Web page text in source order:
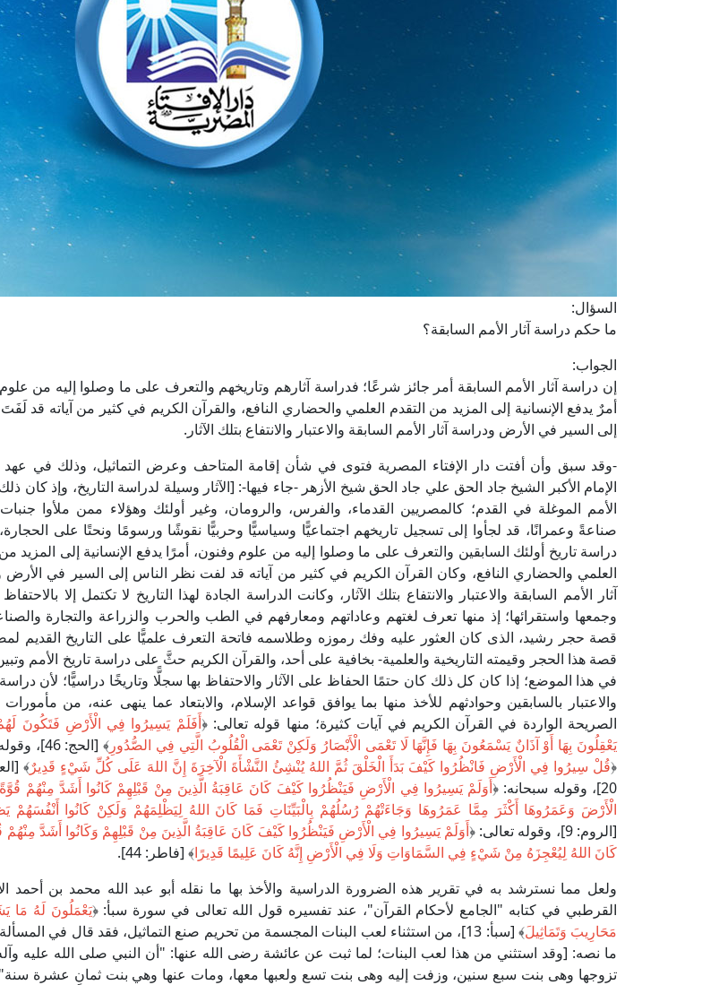
السؤال:
ما حكم دراسة آثار الأمم السابقة؟
الجواب:
إن دراسة آثار الأمم السابقة أمر جائز شرعًا؛ فدراسة آثارهم وتاريخهم والتعرف على ما وصلوا إليه من
أمرٌ يدفع الإنسانية إلى المزيد من التقدم العلمي والحضاري النافع، والقرآن الكريم في كثير من آياته قد لَفَتَ
إلى السير في الأرض ودراسة آثار الأمم السابقة والاعتبار والانتفاع بتلك الآثار.
-وقد سبق وأن أفتت دار الإفتاء المصرية فتوى في شأن إقامة المتاحف وعرض التماثيل، وذلك في
الإمام الأكبر الشيخ جاد الحق علي جاد الحق شيخ الأزهر -جاء فيها-: [الآثار وسيلة لدراسة التاريخ، وإذ كان
الأمم الموغلة في القدم؛ كالمصريين القدماء، والفرس، والرومان، وغير أولئك وهؤلاء ممن ملأوا
صناعةً وعمرانًا، قد لجأوا إلى تسجيل تاريخهم اجتماعيًّا وسياسيًّا وحربيًّا نقوشًا ورسومًا ونحتًا على
دراسة تاريخ أولئك السابقين والتعرف على ما وصلوا إليه من علوم وفنون، أمرًا يدفع الإنسانية إلى المزيد
العلمي والحضاري النافع، وكان القرآن الكريم في كثير من آياته قد لفت نظر الناس إلى السير في الأرض
آثار الأمم السابقة والاعتبار والانتفاع بتلك الآثار، وكانت الدراسة الجادة لهذا التاريخ لا تكتمل إلا بالاحتفاظ
وجمعها واستقرائها؛ إذ منها تعرف لغتهم وعاداتهم ومعارفهم في الطب والحرب والزراعة والتجارة
قصة حجر رشيد، الذى كان العثور عليه وفك رموزه وطلاسمه فاتحة التعرف علميًّا على التاريخ القديم
قصة هذا الحجر وقيمته التاريخية والعلمية- بخافية على أحد، والقرآن الكريم حثَّ على دراسة تاريخ الأمم
في هذا الموضع؛ إذا كان كل ذلك كان حتمًا الحفاظ على الآثار والاحتفاظ بها سجلًّا وتاريخًا دراسيًّا؛ لأن دراسة
والاعتبار بالسابقين وحوادثهم للأخذ منها بما يوافق قواعد الإسلام، والابتعاد عما ينهى عنه، من مأمورات
الصريحة الواردة في القرآن الكريم في آيات كثيرة؛ منها قوله تعالى: ﴿أَفَلَمْ يَسِيرُوا فِي الْأَرْضِ فَتَكُونَ
يَعْقِلُونَ بِهَا أَوْ آذَانٌ يَسْمَعُونَ بِهَا فَإِنَّهَا لَا تَعْمَى الْأَبْصَارُ وَلَكِنْ تَعْمَى الْقُلُوبُ الَّتِي فِي الصُّدُورِ
﴾ [الحج:
﴿قُلْ سِيرُوا فِي الْأَرْضِ فَانْظُرُوا كَيْفَ بَدَأَ الْخَلْقَ ثُمَّ اللهُ يُنْشِئُ النَّشْأَةَ الْآخِرَةَ إِنَّ اللهَ عَلَى كُلِّ شَيْءٍ قَدِيرٌ﴾
20]، وقوله سبحانه: ﴿
أَوَلَمْ يَسِيرُوا فِي الْأَرْضِ فَيَنْظُرُوا كَيْفَ كَانَ عَاقِبَةُ الَّذِينَ مِنْ قَبْلِهِمْ كَانُوا أَشَدَّ مِنْهُمْ قُوَّةً
الْأَرْضَ وَعَمَرُوهَا أَكْثَرَ مِمَّا عَمَرُوهَا وَجَاءَتْهُمْ رُسُلُهُمْ بِالْبَيِّنَاتِ فَمَا كَانَ اللهُ لِيَظْلِمَهُمْ وَلَكِنْ كَانُوا أَنْفُسَهُمْ
[الروم: 9]، وقوله تعالى: ﴿
أَوَلَمْ يَسِيرُوا فِي الْأَرْضِ فَيَنْظُرُوا كَيْفَ كَانَ عَاقِبَةُ الَّذِينَ مِنْ قَبْلِهِمْ وَكَانُوا أَشَدَّ مِنْهُمْ
كَانَ اللهُ لِيُعْجِزَهُ مِنْ شَيْءٍ فِي السَّمَاوَاتِ وَلَا فِي الْأَرْضِ إِنَّهُ كَانَ عَلِيمًا قَدِيرًا﴾ [فاطر: 44].
ولعل مما نسترشد به في تقرير هذه الضرورة الدراسية والأخذ بها ما نقله أبو عبد الله محمد بن أحمد
القرطبي في كتابه "الجامع لأحكام القرآن"، عند تفسيره قول الله تعالى في سورة سبأ: ﴿يَعْمَلُونَ لَهُ مَا
مَحَارِيبَ وَتَمَاثِيلَ
﴾ [سبأ: 13]، من استثناء لعب البنات المجسمة من تحريم صنع التماثيل، فقد قال في المسألة
ما نصه: [وقد استثني من هذا لعب البنات؛ لما ثبت عن عائشة رضى الله عنها: "أن النبي صلى الله عليه
تزوجها وهى بنت سبع سنين، وزفت إليه وهى بنت تسع ولعبها معها، ومات عنها وهي بنت ثمانِ عشرة